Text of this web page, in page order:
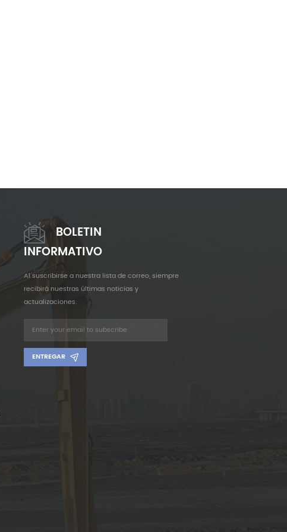
BOLETIN
INFORMATIVO
Al suscribirse a nuestra lista de correo, siempre
recibirá nuestras últimas noticias y
actualizaciones.
ENTREGAR